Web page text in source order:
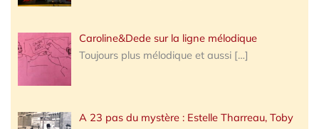
Caroline&Dede sur la ligne mélodique
Toujours plus mélodique et aussi […]
A 23 pas du mystère : Estelle Tharreau, Toby